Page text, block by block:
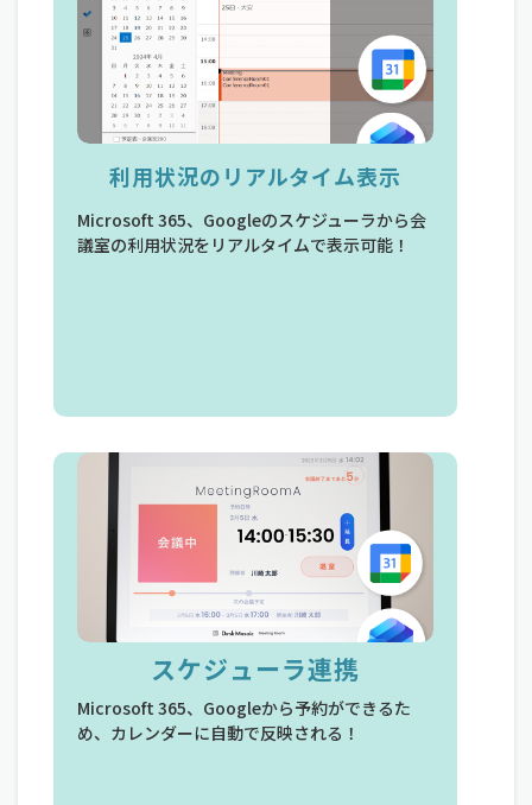
利用状況のリアルタイム表示
Microsoft 365、Googleのスケジューラから会
議室の利用状況をリアルタイムで表示可能！
スケジューラ連携
Microsoft 365、Googleから予約ができるた
め、カレンダーに自動で反映される！
部屋前端末利用のカン
制御
空予約の防止や会議室運用を部屋前端末